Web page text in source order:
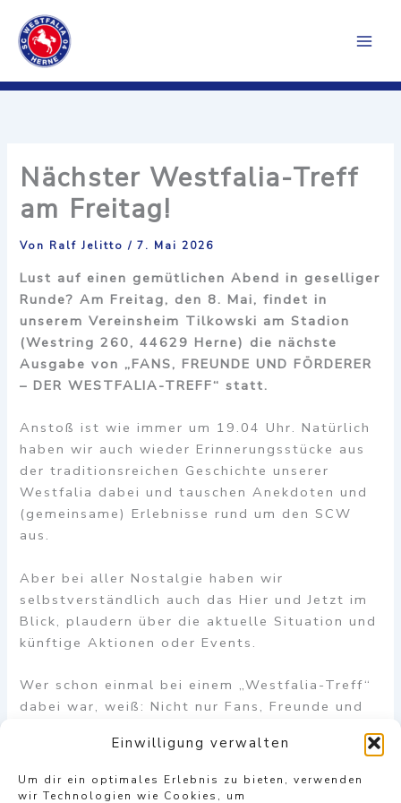
Einwilligung verwalten
Um dir ein optimales Erlebnis zu bieten, verwenden
wir Technologien wie Cookies, um
Inhalt
springen
Nächster Westfalia-Treff
am Freitag!
Von Ralf Jelitto/7. Mai 2026
Lust auf einen gemütlichen Abend in geselliger
Runde? Am Freitag, den 8. Mai, findet in
unserem Vereinsheim Tilkowski am Stadion
(Westring 260, 44629 Herne) die nächste
Ausgabe von „FANS, FREUNDE UND FÖRDERER
– DER WESTFALIA-TREFF“ statt.
Anstoß ist wie immer um 19.04 Uhr. Natürlich
haben wir auch wieder Erinnerungsstücke aus
der traditionsreichen Geschichte unserer
Westfalia dabei und tauschen Anekdoten und
(gemeinsame) Erlebnisse rund um den SCW
aus.
Aber bei aller Nostalgie haben wir
selbstverständlich auch das Hier und Jetzt im
Blick, plaudern über die aktuelle Situation und
künftige Aktionen oder Events.
Wer schon einmal bei einem „Westfalia-Treff“
dabei war, weiß: Nicht nur Fans, Freunde und
Spieler, Trainer und Verantwortliche schauen
gerne einmal vorbei. Wir freuen uns wieder auf
spannende Gäste am Freitagabend!